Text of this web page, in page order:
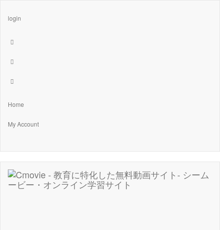
login
Home
My Account